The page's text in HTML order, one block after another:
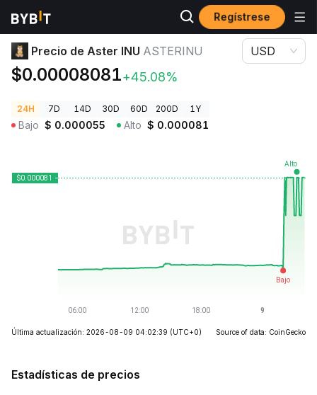
Regístrese
Precios de Criptomonedas Precio de Aster INU ASTERINU
Precio de Aster INU ASTERINU
$0.00008081+45.08%
USD
24H 7D 14D 30D 60D 200D 1Y
Bajo $ 0.000055 Alto $ 0.000081
Última actualización: 2026-08-09 04:02:39 (UTC+0) Source of data: CoinGecko
Estadísticas de precios